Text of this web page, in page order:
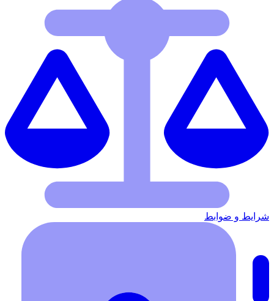
شرایط‌ و ضوابط